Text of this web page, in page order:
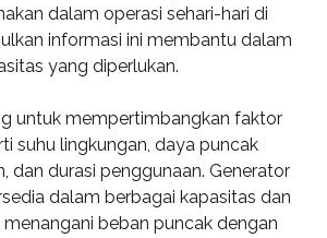
dalam operasi sehari-hari di
informasi ini membantu dalam
yang diperlukan.
untuk mempertimbangkan faktor
suhu lingkungan, daya puncak
dan durasi penggunaan. Generator
dalam berbagai kapasitas dan
beban puncak dengan